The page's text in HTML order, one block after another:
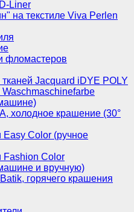
Liner
на текстиле Viva Perlen
фломастеров
тканей Jacquard iDYE POLY
Waschmaschinefarbe
холодное крашение (30°
Easy Color (ручное
Fashion Color
и вручную)
горячего крашения